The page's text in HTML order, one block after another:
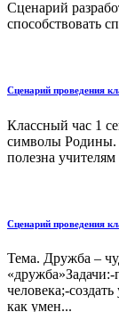
Сценарий
способствовать
Сценарий проведения
Классный час 1
символы Родины.
полезна
Сценарий проведения
Тема. Дружба –
человека;-
как умен...